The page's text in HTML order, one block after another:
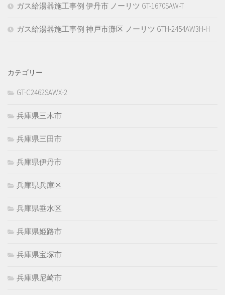
ガス給湯器施工事例 伊丹市 ノーリツ GT-1670SAW-T
ガス給湯器施工事例 神戸市灘区 ノーリツ GTH-2454AW3H-H
カテゴリー
GT-C2462SAWX-2
兵庫県三木市
兵庫県三田市
兵庫県伊丹市
兵庫県兵庫区
兵庫県垂水区
兵庫県姫路市
兵庫県宝塚市
兵庫県尼崎市